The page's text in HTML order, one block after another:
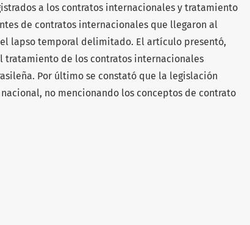
a los contratos internacionales y tratamiento
de contratos internacionales que llegaron al
lapso temporal delimitado. El artículo presentó,
tratamiento de los contratos internacionales
Por último se constató que la legislación
no mencionando los conceptos de contrato